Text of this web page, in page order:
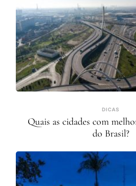
DICAS
Quais as cidades com
do Brasil?